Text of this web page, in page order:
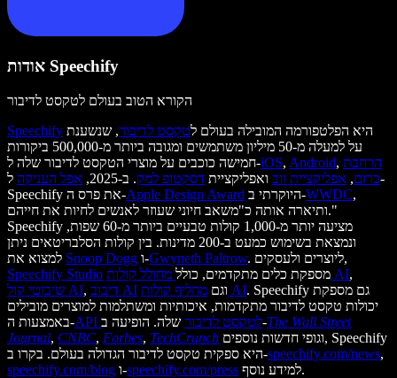
אודות Speechify
הקורא הטוב בעולם לטקסט לדיבור
Speechify
היא הפלטפורמה המובילה בעולם לטקסט לדיבור, שנשענת
על למעלה מ-50 מיליון משתמשים ומגובה ביותר מ-500,000 ביקורות
חמישה כוכבים על מוצרי הטקסט לדיבור שלה ל-iOS, Android, הרחבת
כרום, אפליקציית ווב ואפליקציית דסקטופ למק. ב-2025, אפל העניקה ל-
Speechify את פרס ה-Apple Design Award היוקרתי ב-WWDC,
ותיארה אותה כ"משאב חיוני שעוזר לאנשים לחיות את חייהם."
Speechify מציעה יותר מ-1,000 קולות טבעיים ביותר מ-60 שפות,
ונמצאת בשימוש כמעט ב-200 מדינות. בין קולות הסלבריטאים ניתן
Snoop Dogg ו-Gwyneth Paltrow
. ליוצרים ולעסקים,
Speechify Studio
מספקת כלים מתקדמים, כולל מחולל קולות AI,
שיבוטי קול AI, דיבוב AI וגם מחליף קולות AI. Speechify גם מספקת
יכולות טקסט לדיבור מתקדמות, איכותיות ומשתלמות למוצרים מובילים
באמצעות ה-
API לטקסט לדיבורשלה. הופיעה ב-The Wall Street
Journal, CNBC, Forbes, TechCrunch
היא ספקית טקסט לדיבור הגדולה בעולם. בקרו ב-speechify.com/news,
speechify.com/blog ו-speechify.com/press למידע נוסף.